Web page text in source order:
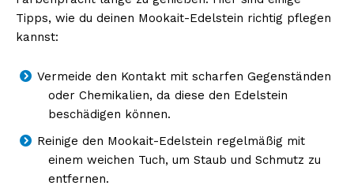
Tipps, wie du deinen Mookait-Edelstein richtig pflegen
kannst:
Vermeide den Kontakt mit scharfen Gegenständen
oder Chemikalien, da diese den Edelstein
beschädigen können.
Reinige den Mookait-Edelstein regelmäßig mit
einem weichen Tuch, um Staub und Schmutz zu
entfernen.